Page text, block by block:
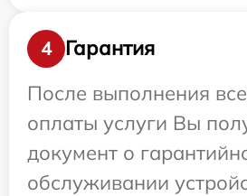
4
Гарантия
После выполнения
оплаты услуги Вы
документ о
обслуживании